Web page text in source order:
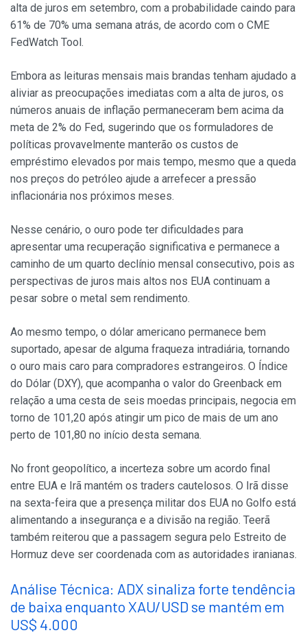
alta de juros em setembro, com a probabilidade caindo para
61% de 70% uma semana atrás, de acordo com o CME
FedWatch Tool.
Embora as leituras mensais mais brandas tenham ajudado a
aliviar as preocupações imediatas com a alta de juros, os
números anuais de inflação permaneceram bem acima da
meta de 2% do Fed, sugerindo que os formuladores de
políticas provavelmente manterão os custos de
empréstimo elevados por mais tempo, mesmo que a queda
nos preços do petróleo ajude a arrefecer a pressão
inflacionária nos próximos meses.
Nesse cenário, o ouro pode ter dificuldades para
apresentar uma recuperação significativa e permanece a
caminho de um quarto declínio mensal consecutivo, pois as
perspectivas de juros mais altos nos EUA continuam a
pesar sobre o metal sem rendimento.
Ao mesmo tempo, o dólar americano permanece bem
suportado, apesar de alguma fraqueza intradiária, tornando
o ouro mais caro para compradores estrangeiros. O Índice
do Dólar (DXY), que acompanha o valor do Greenback em
relação a uma cesta de seis moedas principais, negocia em
torno de 101,20 após atingir um pico de mais de um ano
perto de 101,80 no início desta semana.
No front geopolítico, a incerteza sobre um acordo final
entre EUA e Irã mantém os traders cautelosos. O Irã disse
na sexta-feira que a presença militar dos EUA no Golfo está
alimentando a insegurança e a divisão na região. Teerã
também reiterou que a passagem segura pelo Estreito de
Hormuz deve ser coordenada com as autoridades iranianas.
Análise Técnica: ADX sinaliza forte tendência
de baixa enquanto XAU/USD se mantém em
US$ 4.000